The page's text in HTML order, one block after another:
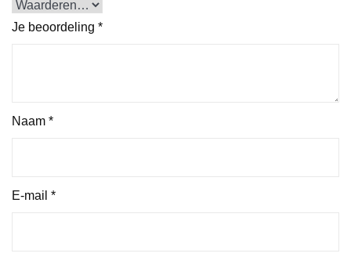
Je beoordeling *
Naam *
E-mail *